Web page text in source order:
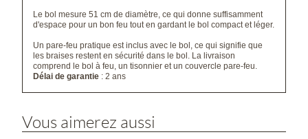
Le bol mesure 51 cm de diamètre, ce qui donne suffisamment
d'espace pour un bon feu tout en gardant le bol compact et léger.
Un pare-feu pratique est inclus avec le bol, ce qui signifie que
les braises restent en sécurité dans le bol. La livraison
comprend le bol à feu, un tisonnier et un couvercle pare-feu.
Délai de garantie : 2 ans
Vous aimerez aussi